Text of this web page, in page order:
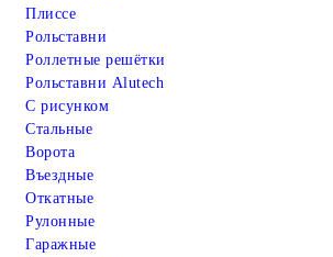
Плиссе
Рольставни
Роллетные решётки
Рольставни Alutech
С рисунком
Стальные
Ворота
Въездные
Откатные
Рулонные
Гаражные